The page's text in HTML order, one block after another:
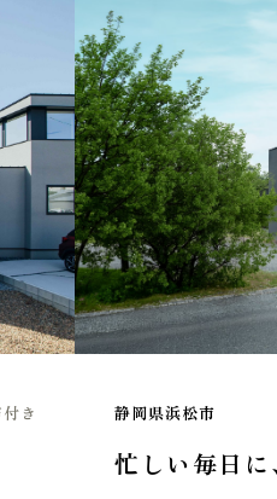
家づくり勉強会
き 静岡県浜松市
忙しい毎日